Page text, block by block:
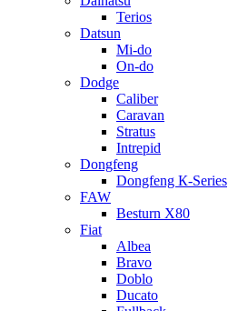
Terios
Datsun
Mi-do
On-do
Dodge
Caliber
Caravan
Stratus
Intrepid
Dongfeng
Dongfeng К-Series
FAW
Besturn Х80
Fiat
Albea
Bravo
Doblo
Ducato